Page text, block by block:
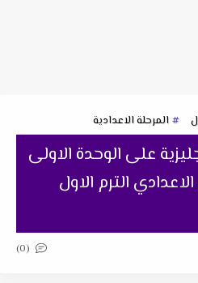
المرحلة الاعدادية
على الوحدة الاولى
الترم الاول
(0)